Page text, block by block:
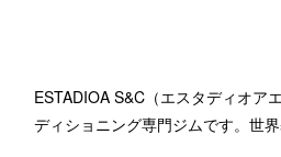
ESTADIOA S&C（エスタディオア
ディショニング専門ジムです。世